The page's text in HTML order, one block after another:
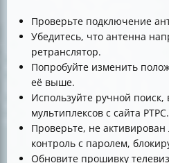
Проверьте подключение
Убедитесь, что антенна
ретранслятор.
Попробуйте изменить
её выше.
Используйте ручной поиск,
мультиплексов с сайта РТРС.
Проверьте, не активирован
контроль с паролем,
Обновите прошивку